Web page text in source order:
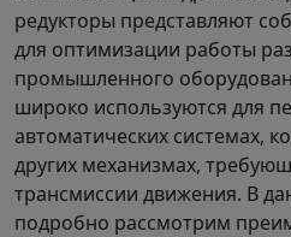
редукторы представляют
для оптимизации работы
промышленного
широко используются для
автоматических системах,
других механизмах,
трансмиссии движения. В
подробно рассмотрим